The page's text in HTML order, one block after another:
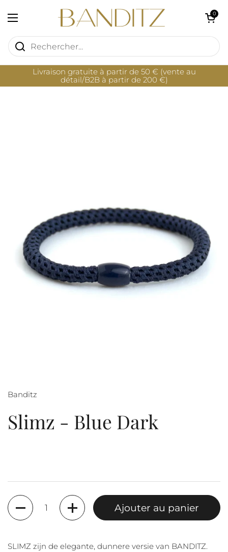
Ouvrir le menu
Ouvrir le
0
Livraison gratuite à partir de 50 € (vente au
détail/B2B à partir de 200 €)
Banditz
Slimz - Blue Dark
Quantité
Ajouter au panier
SLIMZ zijn de elegante, dunnere versie van BANDITZ.